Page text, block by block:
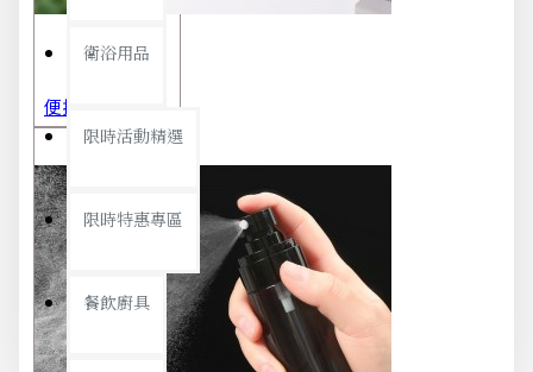
衛浴用品
限時活動精選
限時特惠專區
餐飲廚具